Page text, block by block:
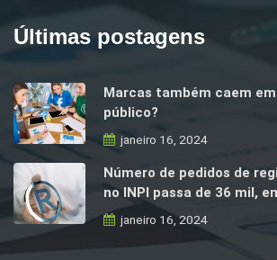
Últimas postagens
Marcas também caem
público?
janeiro 16, 2024
Número de pedidos de
no INPI passa de 36 mil,
janeiro 16, 2024